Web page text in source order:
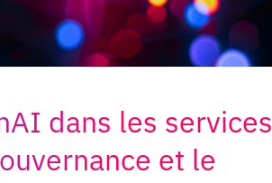
dans les services
et le